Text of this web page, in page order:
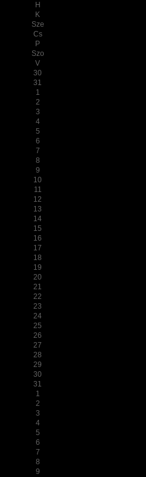
H
K
Sze
Cs
P
Szo
V
30
31
1
2
3
4
5
6
7
8
9
10
11
12
13
14
15
16
17
18
19
20
21
22
23
24
25
26
27
28
29
30
31
1
2
3
4
5
6
7
8
9